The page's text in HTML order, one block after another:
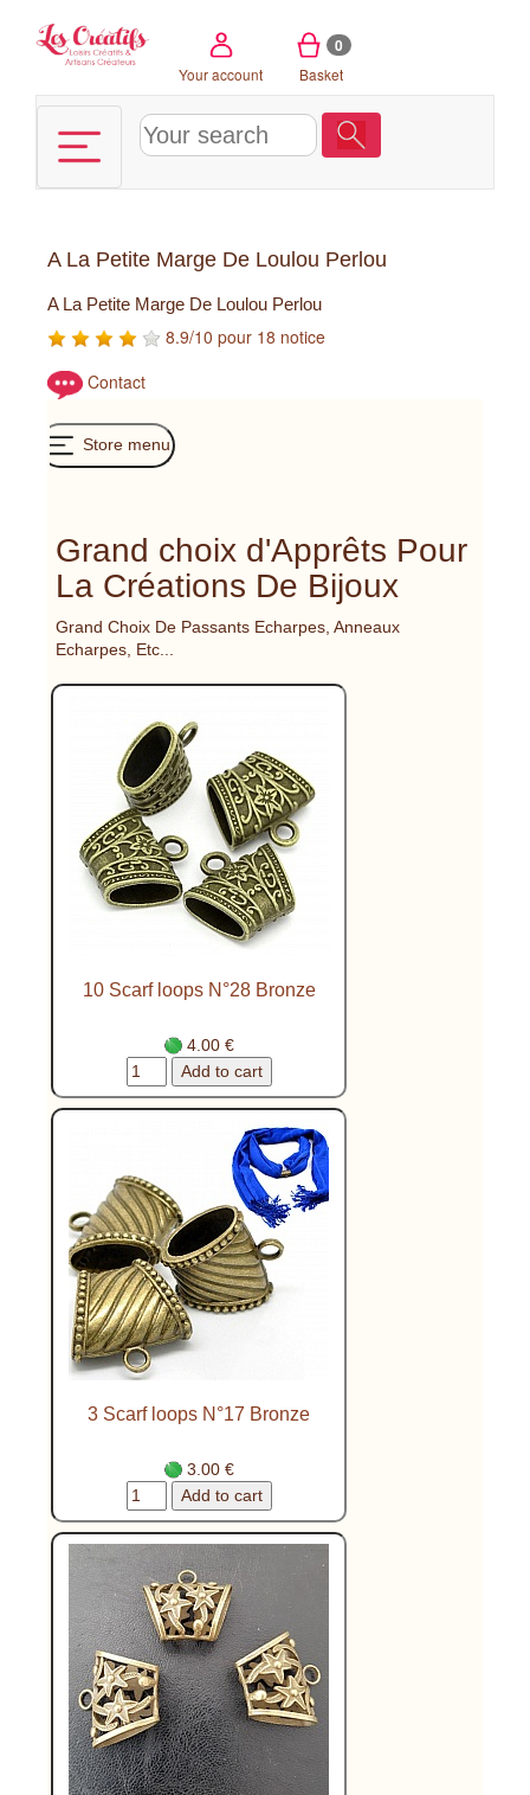
Your account
0
Basket
A La Petite Marge De Loulou Perlou
A La Petite Marge De Loulou Perlou
8.9/10 pour 18 notice
Contact
Store menu
Grand choix d'Apprêts Pour
La Créations De Bijoux
Grand Choix De Passants Echarpes, Anneaux
Echarpes, Etc...
10 Scarf loops N°28 Bronze
4.00 €
3 Scarf loops N°17 Bronze
3.00 €